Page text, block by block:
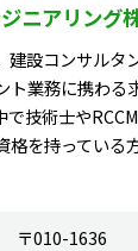
ニアリング
建設コンサルタ
ト業務に携わる
で技術士や
格を持っている
〒010-1636